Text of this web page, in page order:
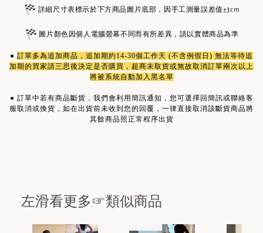
詳細尺寸表標示於下方商品圖片底部，因手工測量誤差值±3cm
圖片顏色因個人電腦螢幕不同而有所差異，請以實體商品為準
● 訂單多為追加商品 ，追加期約14-30個工作天 (不含例假日) 無法等待追
加期的買家請三思後決定是否購買，超商未取貨或無故取消訂單兩次以上
將被系統自動加入黑名單
● 訂單中若有商品斷貨，我們會利用簡訊通知，您可選擇回簡訊或聯絡客
服取消或換貨，如在出貨前未收到您的回覆，一律直接取消該斷貨商品將
其餘商品照正常程序出貨
左滑看更多☞類似商品